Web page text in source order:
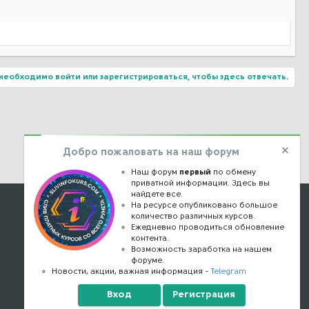
себя мало кто будет брать ( хотя...кто знает), а вот для
войти или зарегистрироваться, чтобы здесь отвечать.
Наши контакты
kursstore@mail.ru
Обратная связь
Конфиденциальность
Правообладателям
Добро пожаловать на наш форум
Наш форум первый по обмену
приватной информации. Здесь вы
найдете все.
На ресурсе опубликовано большое
количество различных курсов.
Ежедневно проводиться обновление
контента.
Возможность заработка на нашем
форуме.
Новости, акции, важная информация - Telegram
Вход Регистрация